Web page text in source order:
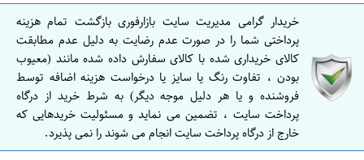
ن
ا
ص
ف
ه
ا
ن
خریدار گرامی مدیریت سایت بازارفوری بازگشت تمام هزینه
پرداختی شما را در صورت عدم رضایت به دلیل عدم مطابقت
کالای خریداری شده با کالای سفارش داده شده مانند (معیوب
بودن ، تفاوت رنگ یا سایز یا درخواست هزینه اضافه توسط
فروشنده و یا هر دلیل موجه دیگر) به شرط خرید از درگاه
پرداخت سایت ، تضمین می نماید و مسئولیت خریدهایی که
خارج از درگاه پرداخت سایت انجام می شوند را نمی پذیرد.